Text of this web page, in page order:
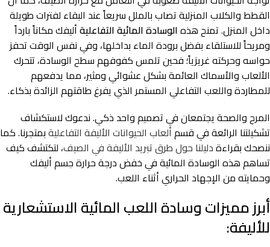
القطط والكلاب المنزلية تصاب بالملل سريعاً عند البقاء لفترات طويلة
داخل المنزل. تمنح هذهالوسادة المائية التفاعليةأليفك مكاناً بارداً
ومريحاً للاستلقاء بفضل برودة الماء بداخلها، وفي نفس الوقت تحفز
حواسه وحركته غريزياً؛ فحين تلمس كفوفهم سطح الوسادة، تتحرك
الألعاب والأسماك العائمة بشكل عشوائي ومثير، مما يدفعهم
للمطاردة واللعب التفاعلي المستمر الذي يفرغ طاقتهم الزائدة بذكاء.
المرح والصحة يجتمعان في تصميم واحد ذكي. ندعوك لاستكشاف
تشكيلتنا الرائعة في قسمألعاب الحيوانات الأليفة التفاعليةبمتجرنا. كما
ننصحك بقراءةدليلنا حول طرق تبريد الأليفة في الصيف، لتكتشف كيف
تساهم هذه الوسادة المائية في خفض درجة حرارة جسم أليفك
وحمايته من الإجهاد الحراري أثناء اللعب.
أبرز مميزات وسادة اللعب المائية الاستشعارية
للأليفة: